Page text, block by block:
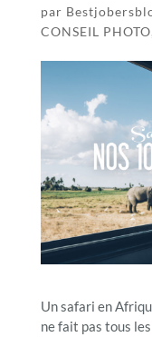
par
CONSEIL PHOTO
Un safari en
ne fait pas tous